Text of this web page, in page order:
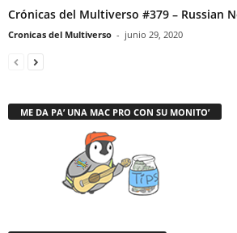
Crónicas del Multiverso #379 – Russian
Cronicas del Multiverso - junio 29, 2020
ME DA PA’ UNA MAC PRO CON SU MONITO’